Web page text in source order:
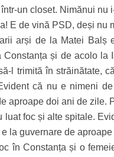
un closet. Nimănui nu
E de vină PSD, deși nu
arși de la Matei Balș
Constanța și de acolo la
l trimită în străinătate,
că nu e nimeni
aproape doi ani de zile.
luat foc și alte spitale.
la guvernare de
în Constanța și o